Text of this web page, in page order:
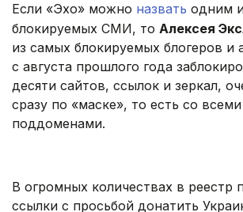
Если «Эхо» можно назвать одним
блокируемых СМИ, то Алексея
из самых блокируемых блогеров и
с августа прошлого года
десяти сайтов, ссылок и зеркал,
сразу по «маске», то есть со
поддоменами.
В огромных количествах в реестр
ссылки с просьбой донатить